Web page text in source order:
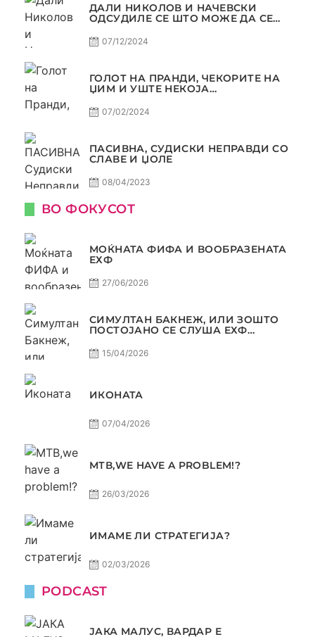
ДАЛИ НИКОЛОВ И НАЧЕВСКИ
ОДСУДИЛЕ СЕ ШТО МОЖЕ ДА СЕ
07/12/2024
ГОЛОТ НА ПРАНДИ, ЧЕКОРИТЕ НА
ЏИМ И УШТЕ НЕКОЈА
САМО РАКОМЕТ
07/02/2024
ПАСИВНА, СУДИСКИ НЕПРАВДИ СО
СЛАВЕ И ЏОЛЕ
08/04/2023
ВО ФОКУСОТ
МОЌНАТА ФИФА И ВООБРАЗЕНАТА
ЕХФ
27/06/2026
СИМУЛТАН БАКНЕЖ, ИЛИ ЗОШТО
ПОСТОЈАНО СЕ СЛУША ЕХФ
15/04/2026
ИКОНАТА
07/04/2026
МТВ,WE HAVE A PROBLEM!?
26/03/2026
ИМАМЕ ЛИ СТРАТЕГИЈА?
02/03/2026
PODCAST
ЈАКА МАЛУС, ВАРДАР Е